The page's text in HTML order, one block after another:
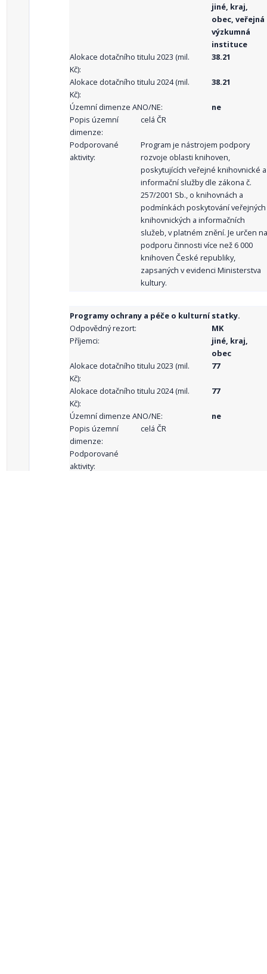
jiné, kraj,
obec, veřejná
výzkumná
instituce
Alokace dotačního titulu 2023 (mil.
Kč):
38.21
Alokace dotačního titulu 2024 (mil.
Kč):
38.21
Územní dimenze ANO/NE:
ne
Popis územní
dimenze:
celá ČR
Podporované
aktivity:
Program je nástrojem podpory
rozvoje oblasti knihoven,
poskytujících veřejné knihovnické a
informační služby dle zákona č.
257/2001 Sb., o knihovnách a
podmínkách poskytování veřejných
knihovnických a informačních
služeb, v platném znění. Je určen na
podporu činnosti více než 6 000
knihoven České republiky,
zapsaných v evidenci Ministerstva
kultury.
Programy ochrany a péče o kulturní statky.
Odpovědný rezort:
MK
Příjemci:
jiné, kraj,
obec
Alokace dotačního titulu 2023 (mil.
Kč):
77
Alokace dotačního titulu 2024 (mil.
Kč):
77
Územní dimenze ANO/NE:
ne
Popis územní
dimenze:
celá ČR
Podporované
aktivity: